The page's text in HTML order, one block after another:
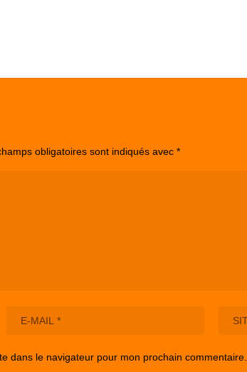
obligatoires sont indiqués avec*
dans le navigateur pour mon prochain commentaire.